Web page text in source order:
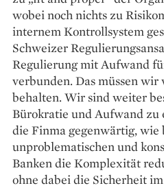
wobei noch nichts zu
internem Kontrollsystem
Schweizer
Regulierung mit Aufwand
verbunden. Das müssen
behalten. Wir sind weiter
Bürokratie und Aufwand
die Finma gegenwärtig, wie
unproblematischen und
Banken die Komplexität
ohne dabei die Sicherheit